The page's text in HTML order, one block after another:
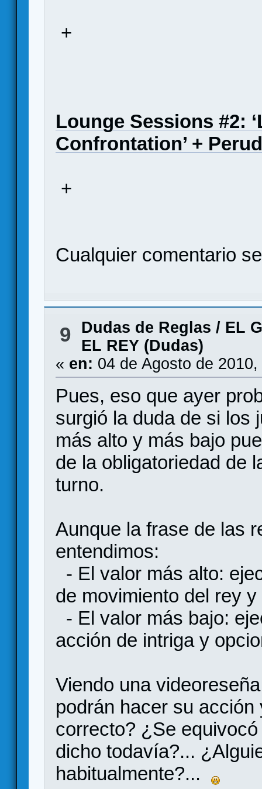
+
Lounge Sessions #2:
Confrontation’ +
+
Cualquier comentario
9 Dudas de Reglas / EL
EL REY (Dudas)
« en: 04 de Agosto de
Pues, eso que ayer
surgió la duda de si los
más alto y más bajo
de la obligatoriedad de
turno.
Aunque la frase de las
entendimos:
- El valor más alto:
de movimiento del rey
- El valor más bajo:
acción de intriga y
Viendo una
podrán hacer su
correcto? ¿Se
dicho todavía?...
habitualmente?...